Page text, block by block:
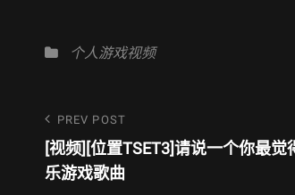
Categories
个人游戏视频
文
章
导
Previous
Post
PREV POST
[视频][位置TSET3]请说一个你最觉
乐游戏歌曲